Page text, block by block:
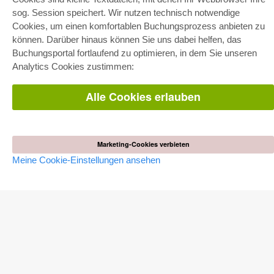
sog. Session speichert. Wir nutzen technisch notwendige
Cookies, um einen komfortablen Buchungsprozess anbieten zu
können. Darüber hinaus können Sie uns dabei helfen, das
Buchungsportal fortlaufend zu optimieren, in dem Sie unseren
Analytics Cookies zustimmen:
Alle Cookies erlauben
Marketing-Cookies verbieten
Meine Cookie-Einstellungen ansehen
Gesamtpaket
Fachbereichspakete
Pick & Choose
Bereitstellung von E-Books
Häufig gestellte Fragen (FAQ)
WEBSHOP
Alle Autoren
Habilitation publizieren